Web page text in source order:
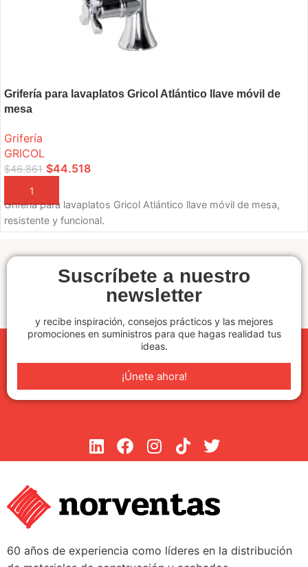
Grifería para lavaplatos Gricol Atlántico llave móvil de
mesa
Grifería
GRICOL
$46.861 $44.518
AÑADIR A LA CESTA
Grifería para lavaplatos Gricol Atlántico llave móvil de mesa,
resistente y funcional.
Suscríbete a nuestro
newsletter
y recibe inspiración, consejos prácticos y las mejores
promociones en suministros para que hagas realidad tus
ideas.
¡Únete ahora!
60 años de experiencia como líderes en la distribución